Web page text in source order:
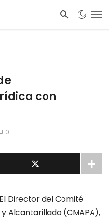
con
0
El Director del Comité
Alcantarillado (CMAPA),